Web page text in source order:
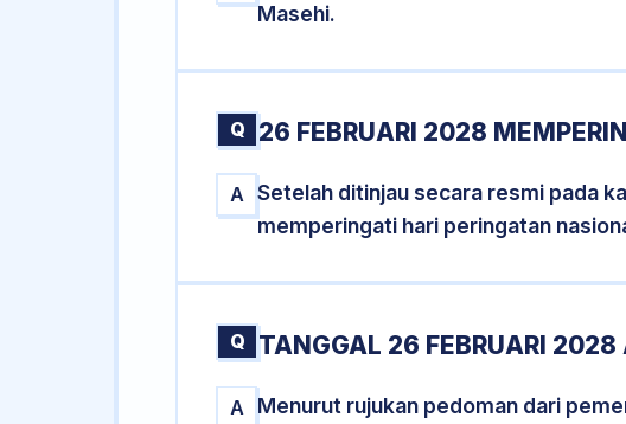
Masehi.
Q 26 FEBRUARI 2028
A Setelah ditinjau secara resmi pada
memperingati hari peringatan
Q TANGGAL 26 FEBRUARI 2028
A
Menurut rujukan pedoman dari